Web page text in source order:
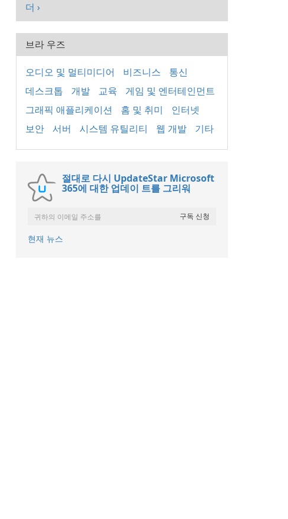
더 ›
브라 우즈
오디오 및 멀티미디어 비즈니스
통신
데스크톱
개발 교육
게임 및 엔터테인먼트
그래픽 애플리케이션
홈 및 취미
인터넷
보안
서버 시스템 유틸리티 웹 개발 기타
절대로 다시 UpdateStar Microsoft
365에 대한 업데이 트를 그리워
현재 뉴스